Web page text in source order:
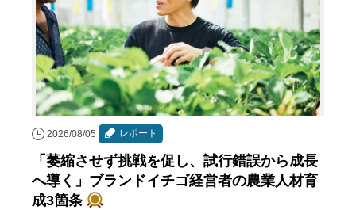
2026/08/05 レポート
「萎縮させず挑戦を促し、試行錯誤から成長
へ導く」ブランドイチゴ経営者の農業人材育
成3箇条